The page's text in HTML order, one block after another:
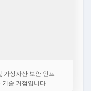
가상자산 보안 인프
기술 거점입니다.